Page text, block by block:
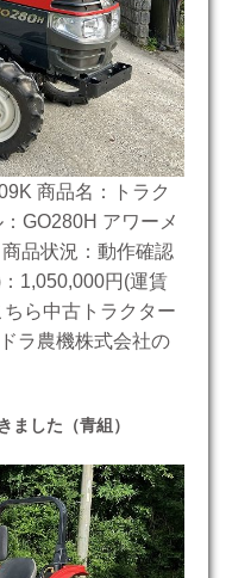
商品名：トラク
GO280H アワーメ
品状況：動作確認
1,050,000円(運賃
ら中古トラクター
ラ農機株式会社の
ました（青組）